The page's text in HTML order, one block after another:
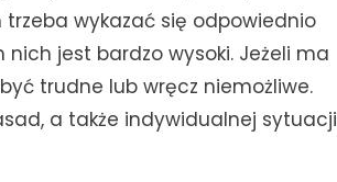
trzeba wykazać się odpowiednio
jest bardzo wysoki. Jeżeli ma
trudne lub wręcz niemożliwe.
a także indywidualnej sytuacji